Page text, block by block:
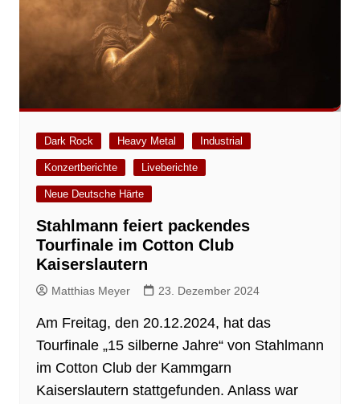
Dark Rock Heavy Metal Industrial
Konzertberichte Liveberichte
Neue Deutsche Härte
Stahlmann feiert packendes
Tourfinale im Cotton Club
Kaiserslautern
Matthias Meyer 23. Dezember 2024
Am Freitag, den 20.12.2024, hat das
Tourfinale „15 silberne Jahre“ von Stahlmann
im Cotton Club der Kammgarn
Kaiserslautern stattgefunden. Anlass war